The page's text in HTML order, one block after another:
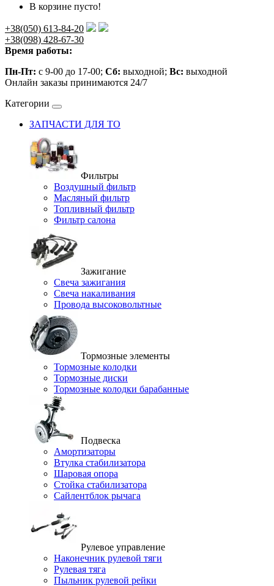
В корзине пусто!
+38(050) 613-84-20
+38(098) 428-67-30
Время работы:
Пн-Пт: с 9-00 до 17-00; Сб: выходной; Вс: выходной
Онлайн заказы принимаются 24/7
Категории
ЗАПЧАСТИ ДЛЯ ТО
Фильтры
Воздушный фильтр
Масляный фильтр
Топливный фильтр
Фильтр салона
Зажигание
Свеча зажигания
Свеча накаливания
Провода высоковольтные
Тормозные элементы
Тормозные колодки
Тормозные диски
Тормозные колодки барабанные
Подвеска
Амортизаторы
Втулка стабилизатора
Шаровая опора
Стойка стабилизатора
Сайлентблок рычага
Рулевое управление
Наконечник рулевой тяги
Рулевая тяга
Пыльник рулевой рейки